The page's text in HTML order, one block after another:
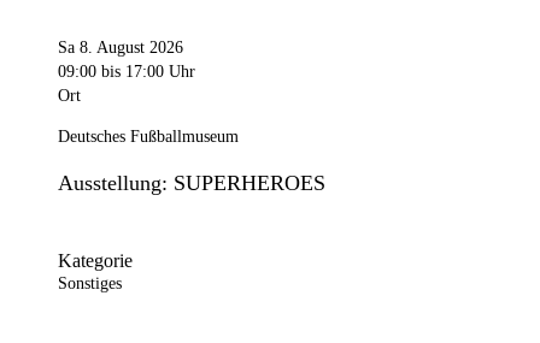
Sa 8. August 2026
09:00 bis 17:00 Uhr
Ort
Deutsches Fußballmuseum
Ausstellung: SUPERHEROES
Kategorie
Sonstiges